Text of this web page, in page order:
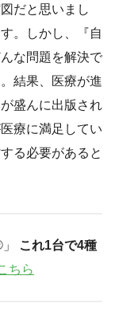
だと思いまし
。しかし、『自
な問題を解決で
結果、医療が進
盛んに出版され
療に満足してい
る必要があると
これ1台で4種
ちら